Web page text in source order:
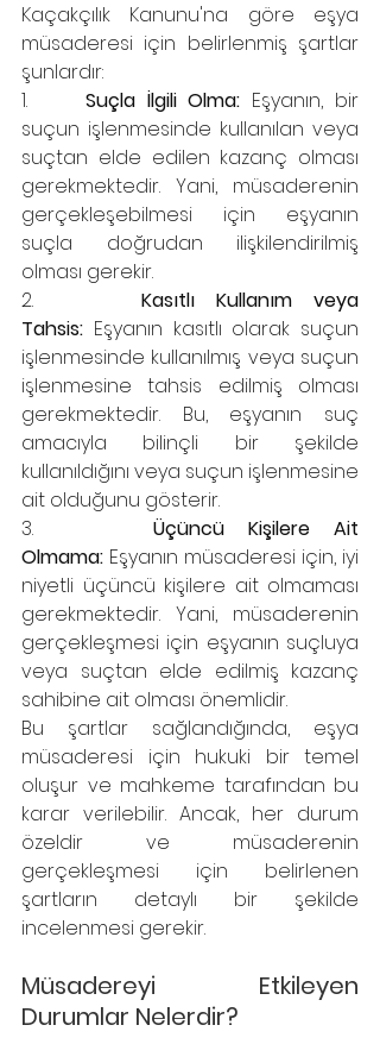
Kaçakçılık Kanunu'na göre eşya
müsaderesi için belirlenmiş şartlar
şunlardır:
1. Suçla İlgili Olma: Eşyanın, bir
suçun işlenmesinde kullanılan veya
suçtan elde edilen kazanç olması
gerekmektedir. Yani, müsaderenin
gerçekleşebilmesi için eşyanın
suçla doğrudan ilişkilendirilmiş
olması gerekir.
2. Kasıtlı Kullanım veya
Tahsis: Eşyanın kasıtlı olarak suçun
işlenmesinde kullanılmış veya suçun
işlenmesine tahsis edilmiş olması
gerekmektedir. Bu, eşyanın suç
amacıyla bilinçli bir şekilde
kullanıldığını veya suçun işlenmesine
ait olduğunu gösterir.
3. Üçüncü Kişilere Ait
Olmama: Eşyanın müsaderesi için, iyi
niyetli üçüncü kişilere ait olmaması
gerekmektedir. Yani, müsaderenin
gerçekleşmesi için eşyanın suçluya
veya suçtan elde edilmiş kazanç
sahibine ait olması önemlidir.
Bu şartlar sağlandığında, eşya
müsaderesi için hukuki bir temel
oluşur ve mahkeme tarafından bu
karar verilebilir. Ancak, her durum
özeldir ve müsaderenin
gerçekleşmesi için belirlenen
şartların detaylı bir şekilde
incelenmesi gerekir.
Müsadereyi Etkileyen
Durumlar Nelerdir?